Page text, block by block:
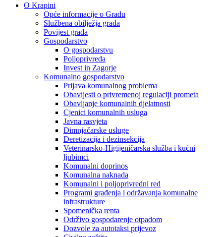
O Krapini
Opće informacije o Gradu
Službena obilježja grada
Povijest grada
Gospodarstvo
O gospodarstvu
Poljoprivreda
Invest in Zagorje
Komunalno gospodarstvo
Prijava komunalnog problema
Obavijesti o privremenoj regulaciji prometa
Obavljanje komunalnih djelatnosti
Cjenici komunalnih usluga
Javna rasvjeta
Dimnjačarske usluge
Deretizacija i dezinsekcija
Veterinarsko-Higijeničarska služba i kućni
ljubimci
Komunalni doprinos
Komunalna naknada
Komunalni i poljoprivredni red
Programi građenja i održavanja komunalne
infrastrukture
Spomenička renta
Održivo gospodarenje otpadom
Dozvole za autotaksi prijevoz